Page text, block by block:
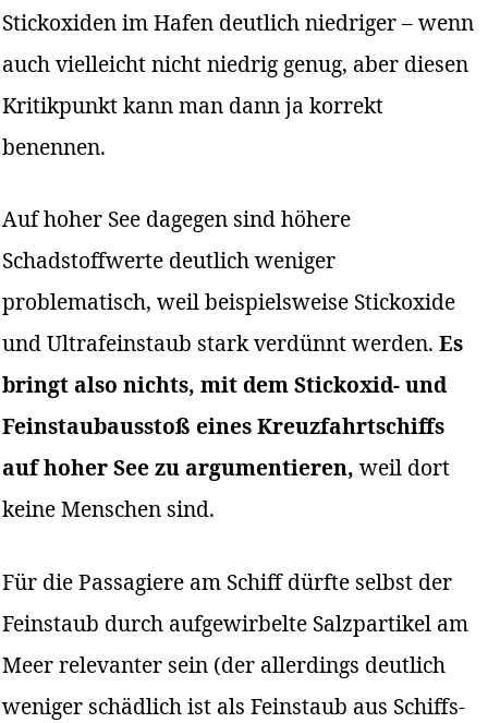
Stickoxiden im Hafen deutlich niedriger – wenn
auch vielleicht nicht niedrig genug, aber diesen
Kritikpunkt kann man dann ja korrekt
benennen.
Auf hoher See dagegen sind höhere
Schadstoffwerte deutlich weniger
problematisch, weil beispielsweise Stickoxide
und Ultrafeinstaub stark verdünnt werden.Es
bringt also nichts, mit dem Stickoxid- und
Feinstaubausstoß eines Kreuzfahrtschiffs
auf hoher See zu argumentieren, weil dort
keine Menschen sind.
Für die Passagiere am Schiff dürfte selbst der
Feinstaub durch aufgewirbelte Salzpartikel am
Meer relevanter sein (der allerdings deutlich
weniger schädlich ist als Feinstaub aus Schiffs-